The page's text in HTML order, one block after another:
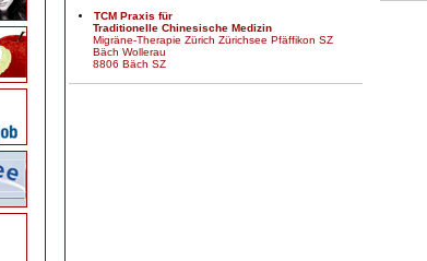
TCM Praxis für
Traditionelle Chinesische Medizin
Migräne-Therapie Zürich Zürichsee Pfäffikon SZ
Bäch Wollerau
8806 Bäch SZ